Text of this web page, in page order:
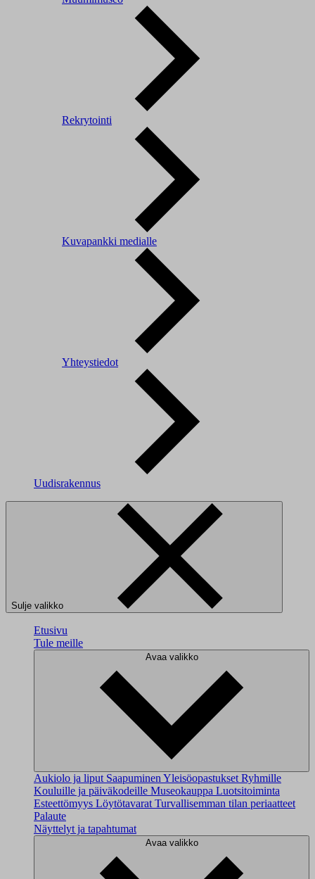
Rekrytointi
Kuvapankki medialle
Yhteystiedot
Uudisrakennus
Sulje valikko
Etusivu
Tule meille
Avaa valikko
Aukiolo ja liput Saapuminen Yleisöopastukset Ryhmille
Kouluille ja päiväkodeille Museokauppa Luotsitoiminta
Esteettömyys Löytötavarat Turvallisemman tilan periaatteet
Palaute
Näyttelyt ja tapahtumat
Avaa valikko